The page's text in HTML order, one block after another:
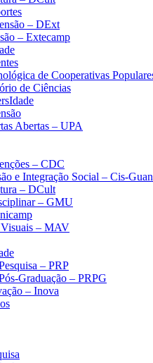
– DExt
– Extecamp
de Cooperativas
de Ciências
Abertas – UPA
– CDC
e Integração Social – Cis-
– DCult
– GMU
– MAV
– PRP
Graduação – PRPG
– Inova